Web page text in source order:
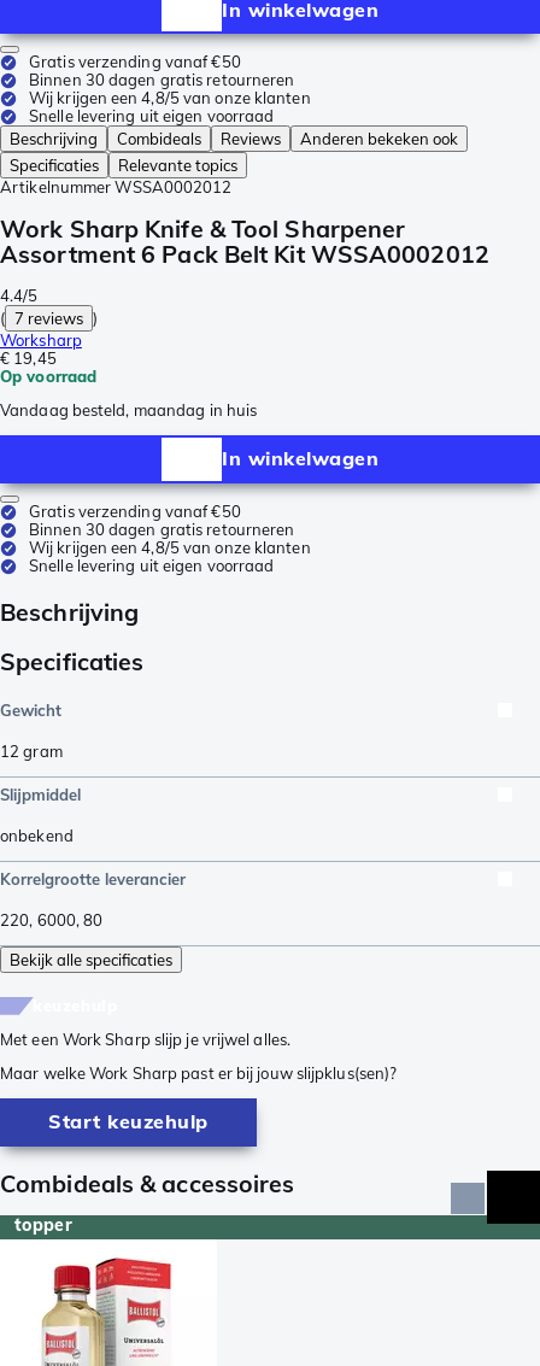
In winkelwagen
Gratis verzending vanaf €50
Binnen 30 dagen gratis retourneren
Wij krijgen een 4,8/5 van onze klanten
Snelle levering uit eigen voorraad
Beschrijving
Combideals Reviews
Anderen bekeken ook
Specificaties
Relevante topics
Artikelnummer WSSA0002012
Work Sharp Knife & Tool Sharpener
Assortment 6 Pack Belt Kit WSSA0002012
4.4/5
( 7 reviews )
Worksharp
€ 19,45
Op voorraad
Vandaag besteld, maandag in huis
In winkelwagen
Gratis verzending vanaf €50
Binnen 30 dagen gratis retourneren
Wij krijgen een 4,8/5 van onze klanten
Snelle levering uit eigen voorraad
Beschrijving
Specificaties
Gewicht
12 gram
Slijpmiddel
onbekend
Korrelgrootte leverancier
220, 6000,80
Bekijk alle specificaties
Met een Work Sharp slijp je vrijwel alles.
Maar welke Work Sharp past er bij jouw slijpklus(sen)?
Start keuzehulp
Combideals & accessoires
topper